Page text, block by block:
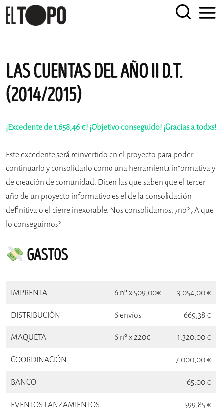
Skip
content
LAS CUENTAS DEL AÑO II D.T.
(2014/2015)
¡Excedente de 1.658,46 €! ¡Objetivo conseguido! ¡Gracias a todxs!
Este excedente será reinvertido en el proyecto para poder
continuarlo y consolidarlo como una herramienta informativa y
de creación de comunidad. Dicen las que saben que el tercer
año de un proyecto informativo es el de la consolidación
definitiva o el cierre inexorable. Nos consolidamos, ¿no? ¿A que
lo conseguimos?
GASTOS
IMPRENTA 6 nº x 509,00€ 3.054,00 €
DISTRIBUCIÓN 6 envíos 669,38 €
MAQUETA 6 nº x 220€ 1.320,00 €
COORDINACIÓN 7.000,00 €
BANCO 65,00 €
EVENTOS LANZAMIENTOS 599,85 €